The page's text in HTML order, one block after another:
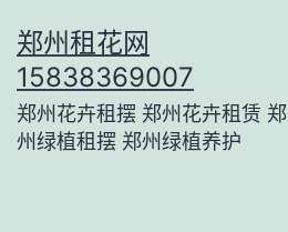
至
内
容
郑州租花网
15838369007
郑州花卉租摆 郑州花卉租赁 郑
州绿植租摆 郑州绿植养护